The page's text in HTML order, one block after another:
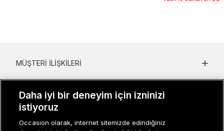
MÜŞTERI İLIŞKILERI
KADIN KATEGORILER
GRUP MARKALAR
Daha iyi bir deneyim için izninizi
istiyoruz
Occasion olarak, internet sitemizde edindiğiniz